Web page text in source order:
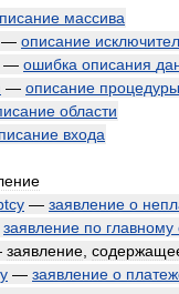
массива
— описание
— ошибка описания
— описание процедуры
области
входа
— заявление о
заявление по главному
заявление
— заявление о